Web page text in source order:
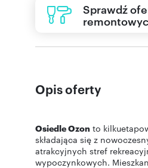
Sprawdź
Opis oferty
Osiedle Ozon to
składająca się z
atrakcyjnych stref
wypoczynkowych.